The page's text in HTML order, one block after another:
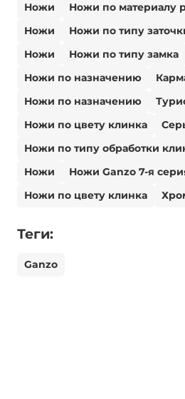
Ножи
Ножи по материалу
Ножи
Ножи по типу
Ножи
Ножи по типу замка
Ножи по назначению
Ножи по назначению
Ножи по цвету клинка
Ножи по типу обработки
Ножи
Ножи Ganzo 7-я
Ножи по цвету клинка
Теги:
Ganzo